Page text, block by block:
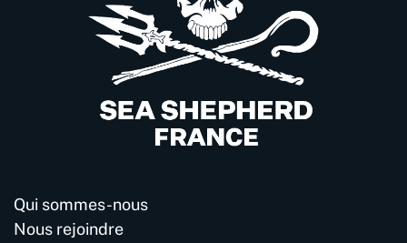
Qui sommes-nous
Nous rejoindre